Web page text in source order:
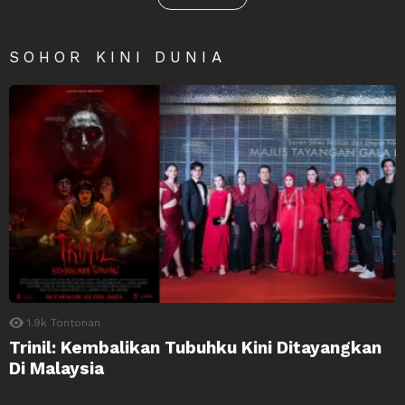
SOHOR KINI DUNIA
1.9k Tontonan
Trinil: Kembalikan Tubuhku Kini Ditayangkan
Di Malaysia